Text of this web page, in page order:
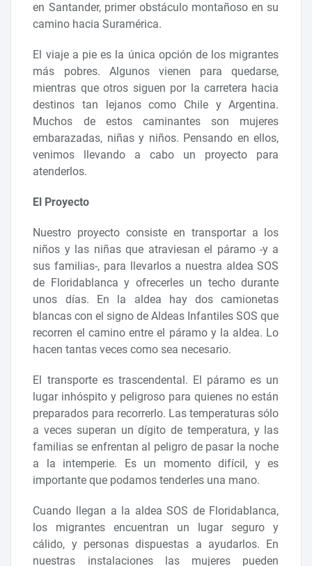
en Santander, primer obstáculo montañoso en su
camino hacia Suramérica.
El viaje a pie es la única opción de los migrantes
más pobres. Algunos vienen para quedarse,
mientras que otros siguen por la carretera hacia
destinos tan lejanos como Chile y Argentina.
Muchos de estos caminantes son mujeres
embarazadas, niñas y niños. Pensando en ellos,
venimos llevando a cabo un proyecto para
atenderlos.
El Proyecto
Nuestro proyecto consiste en transportar a los
niños y las niñas que atraviesan el páramo -y a
sus familias-, para llevarlos a nuestra aldea SOS
de Floridablanca y ofrecerles un techo durante
unos días. En la aldea hay dos camionetas
blancas con el signo de Aldeas Infantiles SOS que
recorren el camino entre el páramo y la aldea. Lo
hacen tantas veces como sea necesario.
El transporte es trascendental. El páramo es un
lugar inhóspito y peligroso para quienes no están
preparados para recorrerlo. Las temperaturas sólo
a veces superan un dígito de temperatura, y las
familias se enfrentan al peligro de pasar la noche
a la intemperie. Es un momento difícil, y es
importante que podamos tenderles una mano.
Cuando llegan a la aldea SOS de Floridablanca,
los migrantes encuentran un lugar seguro y
cálido, y personas dispuestas a ayudarlos. En
nuestras instalaciones las mujeres pueden